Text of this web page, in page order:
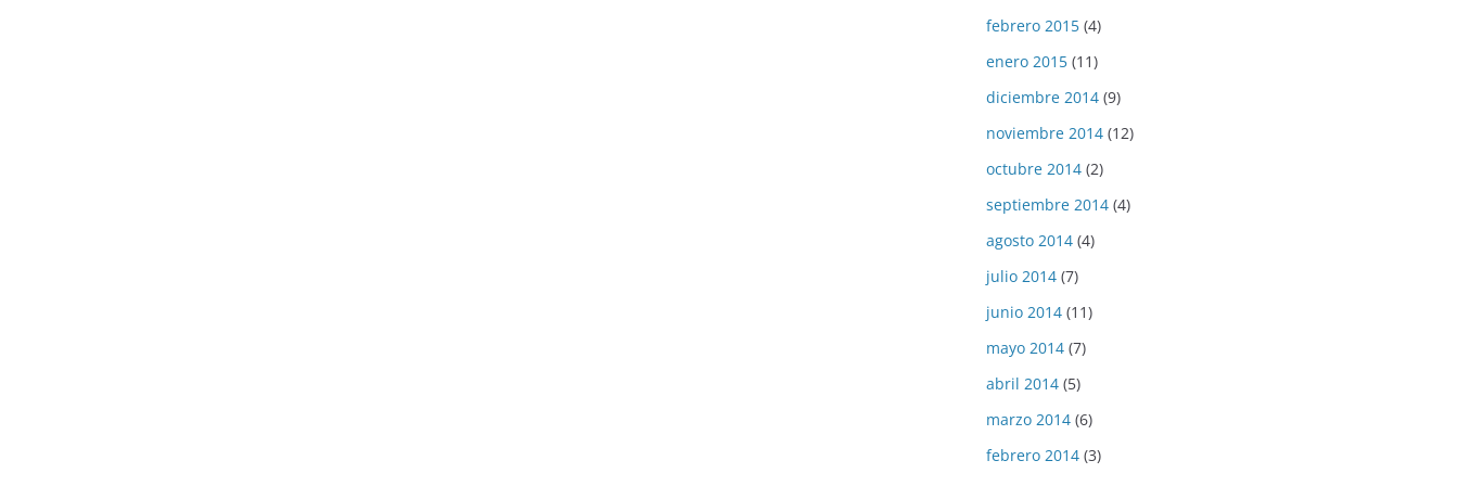
febrero 2015 (4)
enero 2015 (11)
diciembre 2014 (9)
noviembre 2014 (12)
octubre 2014 (2)
septiembre 2014 (4)
agosto 2014 (4)
julio 2014 (7)
junio 2014 (11)
mayo 2014 (7)
abril 2014 (5)
marzo 2014 (6)
febrero 2014 (3)